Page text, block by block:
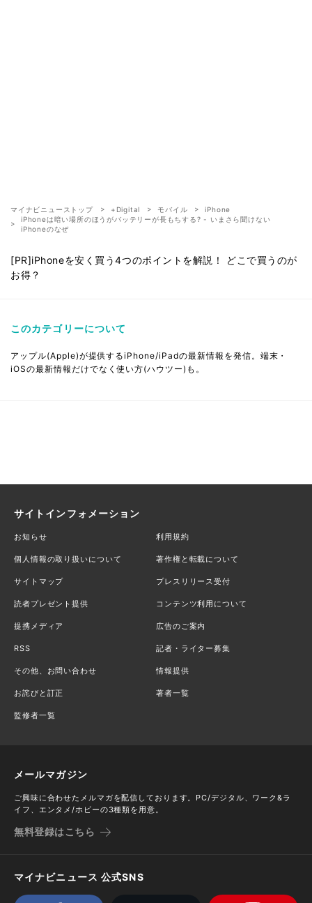
マイナビニューストップ +Digital モバイル
iPhone
iPhoneは暗い場所のほうがバッテリーが長もちする? - いまさら聞けない
iPhoneのなぜ
[PR]iPhoneを安く買う4つのポイントを解説！ どこで買うのが
お得？
このカテゴリーについて
アップル(Apple)が提供するiPhone/iPadの最新情報を発信。端末・
iOSの最新情報だけでなく使い方(ハウツー)も。
サイトインフォメーション
お知らせ 利用規約
個人情報の取り扱いについて 著作権と転載について
サイトマップ プレスリリース受付
読者プレゼント提供 コンテンツ利用について
提携メディア 広告のご案内
RSS 記者・ライター募集
その他、お問い合わせ 情報提供
お詫びと訂正 著者一覧
監修者一覧
メールマガジン
ご興味に合わせたメルマガを配信しております。PC/デジタル、ワーク&ラ
イフ、エンタメ/ホビーの3種類を用意。
無料登録はこちら
マイナビニュース 公式SNS